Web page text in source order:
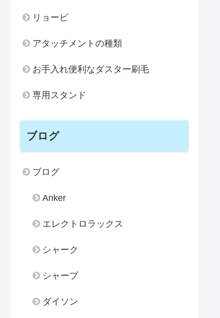
リョービ
アタッチメントの種類
お手入れ便利なダスター刷毛
専用スタンド
ブログ
ブログ
Anker
エレクトロラックス
シャーク
シャープ
ダイソン